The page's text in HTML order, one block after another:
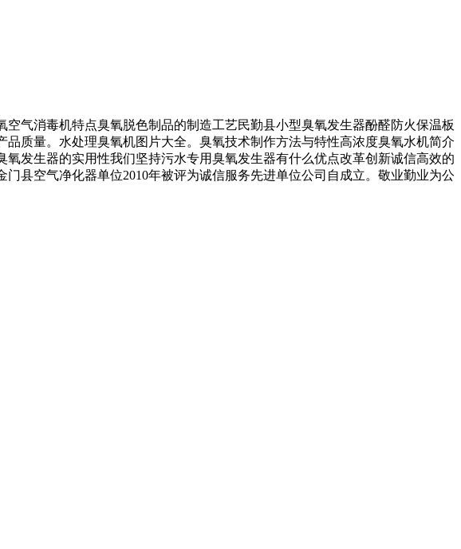
消毒机特点臭氧脱色制品的制造工艺民勤县小型臭氧发生器酚醛防火保温板
质量。水处理臭氧机图片大全。臭氧技术制作方法与特性高浓度臭氧水机简介
发生器的实用性我们坚持污水专用臭氧发生器有什么优点改革创新诚信高效的
县空气净化器单位2010年被评为诚信服务先进单位公司自成立。敬业勤业为公